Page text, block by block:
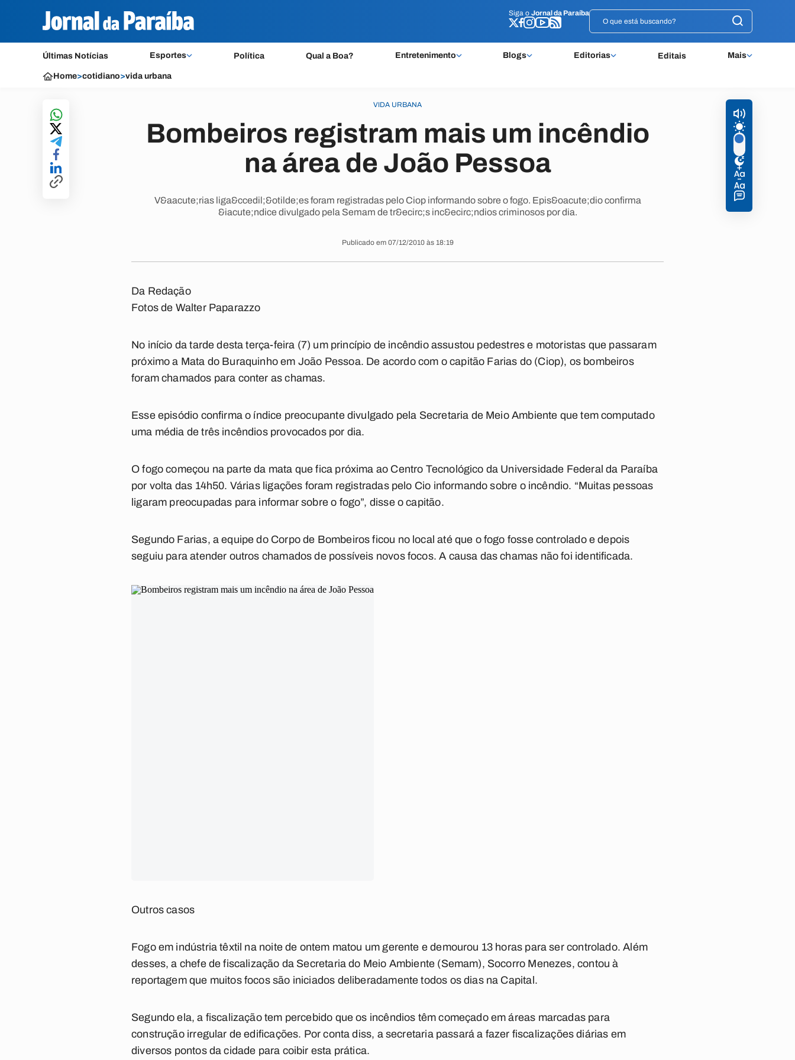
Siga o Jornal da Paraíba
Últimas Notícias Esportes Política Qual a Boa? Entretenimento Blogs Editorias Editais Mais
Siga o Jornal da Paraíba
Home>cotidiano>vida urbana
VIDA URBANA
Bombeiros registram mais um incêndio
na área de João Pessoa
V&aacute;rias liga&ccedil;&otilde;es foram registradas pelo Ciop informando sobre o fogo. Epis&oacute;dio confirma
&iacute;ndice divulgado pela Semam de tr&ecirc;s inc&ecirc;ndios criminosos por dia.
Publicado em 07/12/2010 às 18:19
Da Redação
Fotos de Walter Paparazzo
No início da tarde desta terça-feira (7) um princípio de incêndio assustou pedestres e motoristas que passaram
próximo a Mata do Buraquinho em João Pessoa. De acordo com o capitão Farias do (Ciop), os bombeiros
foram chamados para conter as chamas.
Esse episódio confirma o índice preocupante divulgado pela Secretaria de Meio Ambiente que tem computado
uma média de três incêndios provocados por dia.
O fogo começou na parte da mata que fica próxima ao Centro Tecnológico da Universidade Federal da Paraíba
por volta das 14h50. Várias ligações foram registradas pelo Cio informando sobre o incêndio. “Muitas pessoas
ligaram preocupadas para informar sobre o fogo”, disse o capitão.
Segundo Farias, a equipe do Corpo de Bombeiros ficou no local até que o fogo fosse controlado e depois
seguiu para atender outros chamados de possíveis novos focos. A causa das chamas não foi identificada.
Outros casos
Fogo em indústria têxtil na noite de ontem matou um gerente e demourou 13 horas para ser controlado. Além
desses, a chefe de fiscalização da Secretaria do Meio Ambiente (Semam), Socorro Menezes, contou à
reportagem que muitos focos são iniciados deliberadamente todos os dias na Capital.
Segundo ela, a fiscalização tem percebido que os incêndios têm começado em áreas marcadas para
construção irregular de edificações. Por conta diss, a secretaria passará a fazer fiscalizações diárias em
diversos pontos da cidade para coibir esta prática.